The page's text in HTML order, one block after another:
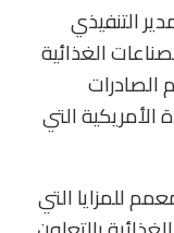
التنفيذي
الغذائية
أكبر قيم الصادرات
الأمريكية التي
للمزايا التي